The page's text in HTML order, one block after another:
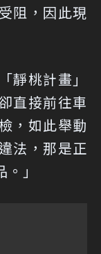
阻，因此現
靜桃計畫」
直接前往車
，如此舉動
法，那是正
」